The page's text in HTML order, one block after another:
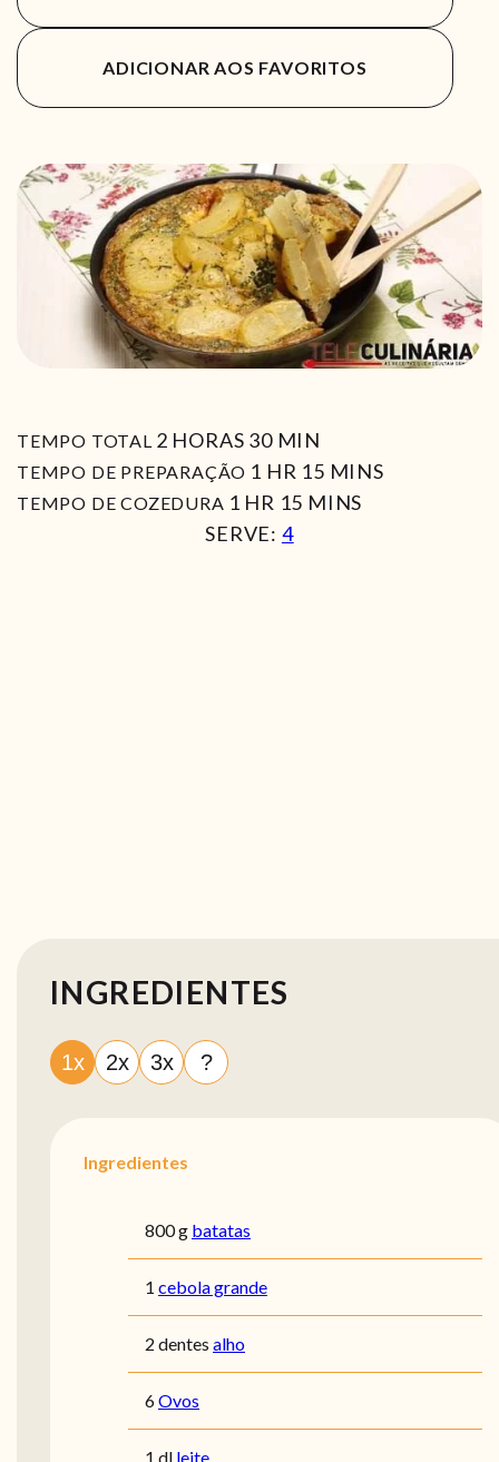
ADICIONAR AOS FAVORITOS
TEMPO TOTAL 2HORAS
HORAS 30MIN
MIN
TEMPO DE PREPARAÇÃO 1 HORA
HR 15MIN
MINS
TEMPO DE COZEDURA 1 HORA
HR 15 MIN
MINS
SERVE: 4
INGREDIENTES
1x 2x 3x ?
Ingredientes
800 g batatas
1 cebola grande
2 dentes alho
6Ovos
1 dl leite